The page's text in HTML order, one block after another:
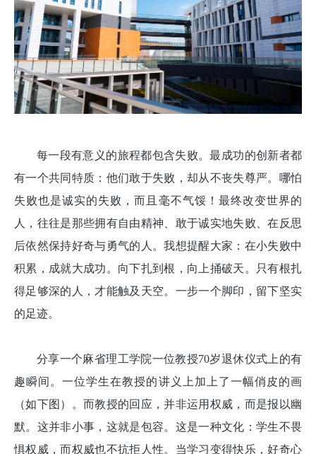
每一段有意义的旅程都包含失败。最成功的创新者都
有一个共同特质：他们敢于失败，却从不丧失尊严。哪怕
失败也是诚实的失败，而且毫不气馁！最终改变世界的
人，往往是那些拥有自由精神、敢于诚实地失败、在反思
后依然保持好奇与勇气的人。我想提醒大家：在小失败中
积累，成就大成功。向下扎到根，向上捅破天。只有根扎
得足够深的人，才能触及天空。一步一个脚印，留下坚实
的足迹。
分享一个麻省理工学院一位教授70岁退休仪式上的有
趣瞬间。一位学生在教授的讲义上加上了一幅俏皮的画
（如下图）。而教授的回应，并非运用权威，而是报以幽
默。这并非小事，这就是包容。这是一种文化：学生不畏
惧权威，而权威也不抗拒人性。当学习变得快乐，好奇心